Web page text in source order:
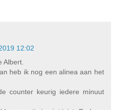
12:02
Albert.
heb ik nog een alinea aan het
counter keurig iedere minuut